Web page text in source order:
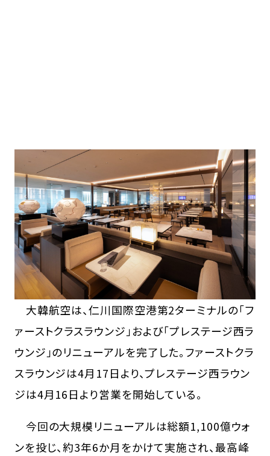
大韓航空は、仁川国際空港第2ターミナルの「フ
ァーストクラスラウンジ」および「プレステージ西ラ
ウンジ」のリニューアルを完了した。ファーストクラ
スラウンジは4月17日より、プレステージ西ラウン
ジは4月16日より営業を開始している。
今回の大規模リニューアルは総額1,100億ウォ
ンを投じ、約3年6か月をかけて実施され、最高峰